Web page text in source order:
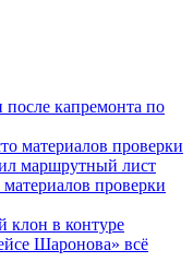
капремонта по
проверки